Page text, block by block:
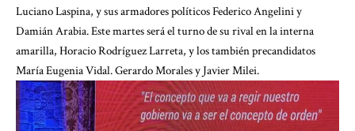
Luciano Laspina, y sus armadores políticos Federico Angelini y
Damián Arabia. Este martes será el turno de su rival en la interna
amarilla, Horacio Rodríguez Larreta, y los también precandidatos
María Eugenia Vidal. Gerardo Morales y Javier Milei.